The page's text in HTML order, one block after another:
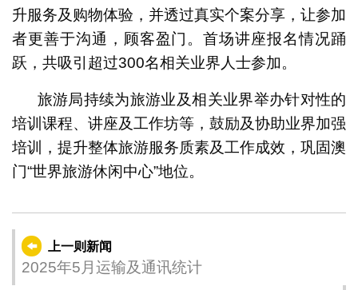
升服务及购物体验，并透过真实个案分享，让参加
者更善于沟通，顾客盈门。首场讲座报名情况踊
跃，共吸引超过300名相关业界人士参加。
旅游局持续为旅游业及相关业界举办针对性的
培训课程、讲座及工作坊等，鼓励及协助业界加强
培训，提升整体旅游服务质素及工作成效，巩固澳
门“世界旅游休闲中心”地位。
上一则新闻
2025年5月运输及通讯统计